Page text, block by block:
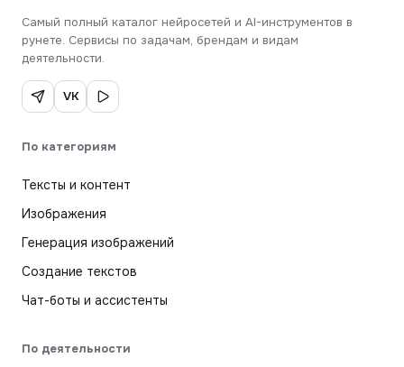
Самый полный каталог нейросетей и AI-инструментов в
рунете. Сервисы по задачам, брендам и видам
деятельности.
VK
По категориям
Тексты и контент
Изображения
Генерация изображений
Создание текстов
Чат-боты и ассистенты
По деятельности